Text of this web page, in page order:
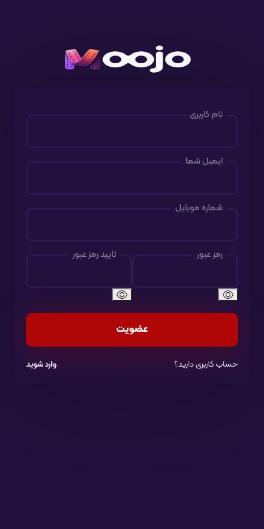
نام کاربری
ایمیل شما
شماره موبایل
رمز عبور تایید رمز عبور
عضویت
حساب کاربری دارید؟ وارد شوید